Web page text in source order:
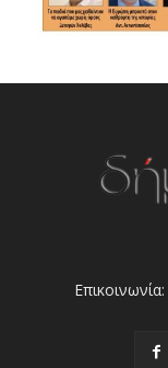
Επικοινωνία: